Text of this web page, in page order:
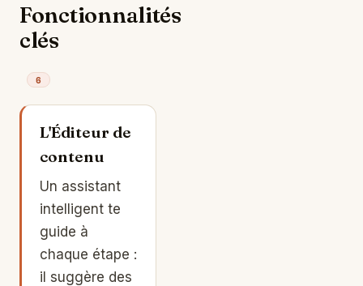
Fonctionnalités
clés
6
L'Éditeur de
contenu
Un assistant
intelligent te
guide à
chaque étape :
il suggère des